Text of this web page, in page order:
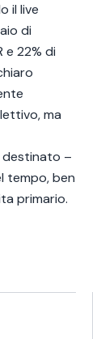
il live
di
e 22% di
ma
destinato –
tempo, ben
primario.